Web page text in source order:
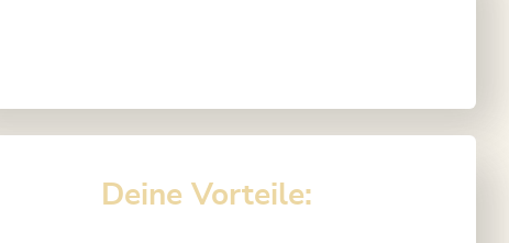
Deine Vorteile: